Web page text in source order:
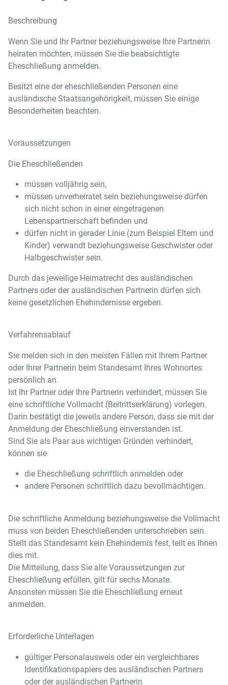
Beschreibung
Wenn Sie und Ihr Partner beziehungsweise Ihre Partnerin
heiraten möchten, müssen Sie die beabsichtigte
Eheschließung anmelden.
Besitzt eine der eheschließenden Personen eine
ausländische Staatsangehörigkeit, müssen Sie einige
Besonderheiten beachten.
Voraussetzungen
Die Eheschließenden
müssen volljährig sein,
müssen unverheiratet sein beziehungsweise dürfen
sich nicht schon in einer eingetragenen
Lebenspartnerschaft befinden und
dürfen nicht in gerader Linie (zum Beispiel Eltern und
Kinder) verwandt beziehungsweise Geschwister oder
Halbgeschwister sein.
Durch das jeweilige Heimatrecht des ausländischen
Partners oder der ausländischen Partnerin dürfen sich
keine gesetzlichen Ehehindernisse ergeben.
Verfahrensablauf
Sie melden sich in den meisten Fällen mit Ihrem Partner
oder Ihrer Partnerin beim Standesamt Ihres Wohnortes
persönlich an.
Ist Ihr Partner oder Ihre Partnerin verhindert, müssen Sie
eine schriftliche Vollmacht (Beitrittserklärung) vorlegen.
Darin bestätigt die jeweils andere Person, dass sie mit der
Anmeldung der Eheschließung einverstanden ist.
Sind Sie als Paar aus wichtigen Gründen verhindert,
können sie
die Eheschließung schriftlich anmelden oder
andere Personen schriftlich dazu bevollmächtigen.
Die schriftliche Anmeldung beziehungsweise die Vollmacht
muss von beiden Eheschließenden unterschrieben sein.
Stellt das Standesamt kein Ehehindernis fest, teilt es Ihnen
dies mit.
Die Mitteilung, dass Sie alle Voraussetzungen zur
Eheschließung erfüllen, gilt für sechs Monate.
Ansonsten müssen Sie die Eheschließung erneut
anmelden.
Erforderliche Unterlagen
gültiger Personalausweis oder ein vergleichbares
Identifikationspapiers des ausländischen Partners
oder der ausländischen Partnerin